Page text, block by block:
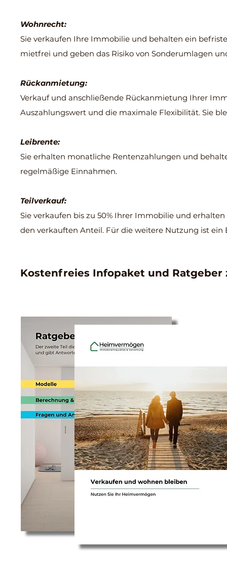
Wohnrecht:
Sie verkaufen Ihre Immobilie und behalten ein
mietfrei und geben das Risiko von Sonderumlagen
Rückanmietung:
Verkauf und anschließende Rückanmietung Ihrer
Auszahlungswert und die maximale Flexibilität. Sie
Leibrente:
Sie erhalten monatliche Rentenzahlungen und
regelmäßige Einnahmen.
Teilverkauf:
Sie verkaufen bis zu 50% Ihrer Immobilie und
den verkauften Anteil. Für die weitere Nutzung ist ein
Kostenfreies Infopaket und